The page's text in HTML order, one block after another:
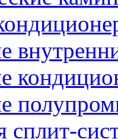
сплит-